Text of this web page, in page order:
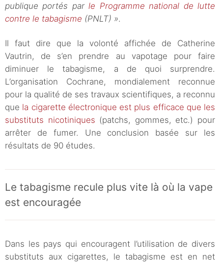
publique portés parle Programme national de lutte
contre le tabagisme (PNLT) ».
Il faut dire que la volonté affichée de Catherine
Vautrin, de s’en prendre au vapotage pour faire
diminuer le tabagisme, a de quoi surprendre.
L’organisation Cochrane, mondialement reconnue
pour la qualité de ses travaux scientifiques, a reconnu
que la cigarette électronique est plus efficace que les
substituts nicotiniques (patchs, gommes, etc.) pour
arrêter de fumer. Une conclusion basée sur les
résultats de 90 études.
Le tabagisme recule plus vite là où la vape
est encouragée
Dans les pays qui encouragent l’utilisation de divers
substituts aux cigarettes, le tabagisme est en net